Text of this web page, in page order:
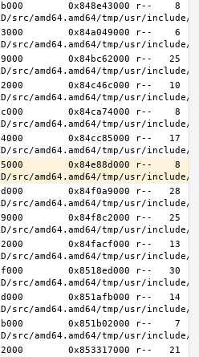
0x848e43000 r--    8
0x84a049000 r--    6
0x84bc62000 r--   25
0x84c46c000 r--   10
0x84ca74000 r--    8
0x84cc85000 r--   17
0x84e88d000 r--    8
0x84f0a9000 r--   28
0x84f8c2000 r--   25
0x84facf000 r--   13
0x8518ed000 r--   30
0x851afb000 r--   14
0x851b02000 r--    7
0x853317000 r--   21